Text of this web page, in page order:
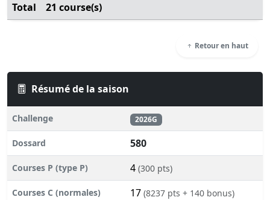
Total
21 course(s)
Retour en haut
Résumé de la saison
Challenge 2026G
Dossard 580
Courses P (type P) 4 (300 pts)
Courses C (normales) 17 (8237 pts + 140 bonus)